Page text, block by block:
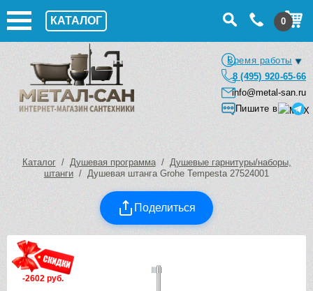
КАТАЛОГ 0
Время работы
8 (495) 920-65-66
info@metal-san.ru
Пишите в
Каталог/ Душевая программа/ Душевые гарнитуры/наборы,
штанги / Душевая штанга Grohe Tempesta 27524001
Поделиться
-2602 руб.